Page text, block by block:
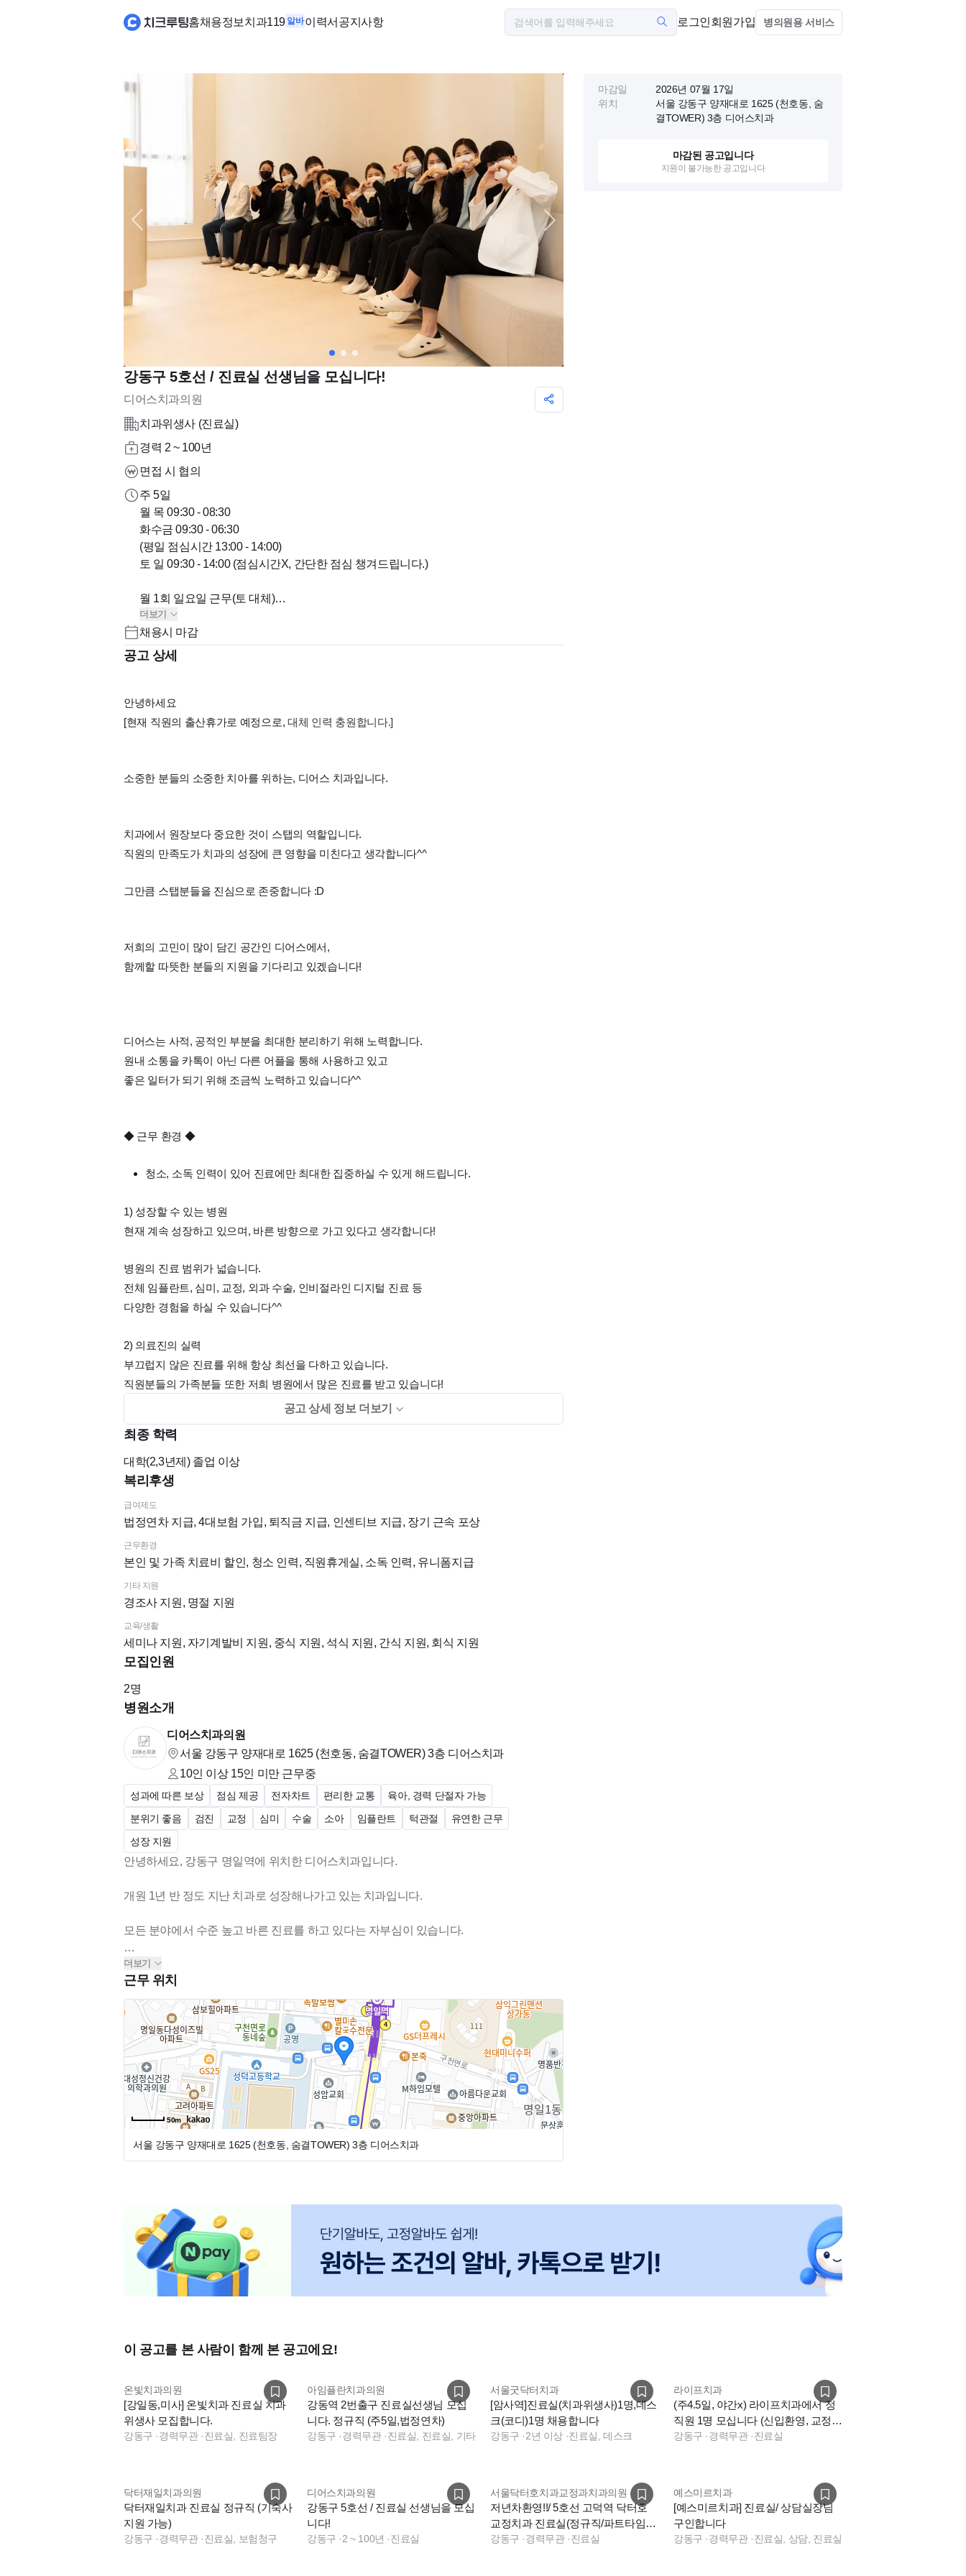
홈채용정보 치과119 알바이력서 공지사항 로그인회원가입 병의원용 서비스
강동구 5호선 / 진료실 선생님을 모십니다!
디어스치과의원
치과위생사 (진료실)
경력 2 ~ 100년
면접 시 협의
주 5일
월 목 09:30 - 08:30
화수금 09:30 - 06:30
(평일 점심시간 13:00 - 14:00)
토 일 09:30 - 14:00 (점심시간X, 간단한 점심 챙겨드립니다.)
월 1회 일요일 근무(토 대체)
월 1회 오전 off, 오후 off 1회 각각 1개씩 추가 제공
더보기
채용시 마감
공고 상세
안녕하세요
[현재 직원의 출산휴가로 예정으로, 대체 인력 충원합니다.]
소중한 분들의 소중한 치아를 위하는, 디어스 치과입니다.
치과에서 원장보다 중요한 것이 스탭의 역할입니다.
직원의 만족도가 치과의 성장에 큰 영향을 미친다고 생각합니다^^
그만큼 스탭분들을 진심으로 존중합니다 :D
저희의 고민이 많이 담긴 공간인 디어스에서,
함께할 따뜻한 분들의 지원을 기다리고 있겠습니다!
디어스는 사적, 공적인 부분을 최대한 분리하기 위해 노력합니다.
원내 소통을 카톡이 아닌 다른 어플을 통해 사용하고 있고
좋은 일터가 되기 위해 조금씩 노력하고 있습니다^^
◆ 근무 환경 ◆
청소, 소독 인력이 있어 진료에만 최대한 집중하실 수 있게 해드립니다.
1) 성장할 수 있는 병원
현재 계속 성장하고 있으며, 바른 방향으로 가고 있다고 생각합니다!
병원의 진료 범위가 넓습니다.
전체 임플란트, 심미, 교정, 외과 수술, 인비절라인 디지털 진료 등
다양한 경험을 하실 수 있습니다^^
2) 의료진의 실력
부끄럽지 않은 진료를 위해 항상 최선을 다하고 있습니다.
직원분들의 가족분들 또한 저희 병원에서 많은 진료를 받고 있습니다!
3) 모던하고 고급스러운 인테리어
치과의 인테리어에 많은 공을 들였습니다.
인테리어가 중요한 건 아니지만,
디어스는 덴트웹을 사용하고 있습니다.
또한 케이스에 따라 구강 스캐너, 알지네이트, 러버 imp를 이용합니다.
디지털, 아날로그 모두 경험하실 수 있습니다.
5) 근무조건
주 1회 야간, 월 1회 일요일 진료. (월 1회 토요일 대신 일요일)
주차, 연차 조정하여 자유롭게 사용하실 수 있도록 최대한 배려해드립니다.
오전 반차, 오후 반차 사용 가능합니다.
또한 복지 차원에서
추가로 월 1회씩 격주로 오전 오프, 오후 오프 제공하고 있습니다^^
근무 조건은 협의 가능합니다.
*청소인력 & 소독인력
*원내기공실
*쾌적한 스탭실/탈의실 (소독실과 분리)
*체어마다 보조스툴
디어스와 함께하실 따뜻한 분들 환영합니다!
<<<지원 접수 시 이력서, 자기소개서와 함께 희망 급여를 기재해주세요>>>
공고 상세 정보 더보기
최종 학력
대학(2,3년제)졸업 이상
복리후생
급여제도
법정연차 지급, 4대보험 가입, 퇴직금 지급, 인센티브 지급, 장기 근속 포상
근무환경
본인 및 가족 치료비 할인, 청소 인력, 직원휴게실, 소독 인력, 유니폼지급
기타 지원
경조사 지원, 명절 지원
교육/생활
세미나 지원, 자기계발비 지원, 중식 지원, 석식 지원, 간식 지원, 회식 지원
모집인원
2명
병원소개
디어스치과의원
서울 강동구 양재대로 1625 (천호동, 숨결TOWER) 3층 디어스치과
10인 이상 15인 미만근무중
성과에 따른 보상 점심 제공 전자차트 편리한 교통
육아, 경력 단절자 가능
분위기 좋음
검진 교정 심미 수술 소아 임플란트 턱관절
유연한 근무
성장 지원
안녕하세요, 강동구 명일역에 위치한 디어스치과입니다.
개원 1년 반 정도 지난 치과로 성장해나가고 있는 치과입니다.
모든 분야에서 수준 높고 바른 진료를 하고 있다는 자부심이 있습니다.
디어스와 함께할 따뜻한 선생님을 모십니다!
더보기
근무 위치
50m
서울 강동구 양재대로 1625 (천호동, 숨결TOWER) 3층 디어스치과
마감일
2026년 07월 17일
위치
서울 강동구 양재대로 1625 (천호동, 숨
결TOWER) 3층 디어스치과
마감된 공고입니다
지원이 불가능한 공고입니다
이 공고를 본 사람이 함께 본 공고에요!
온빛치과의원
[강일동,미사] 온빛치과 진료실 치과
위생사 모집합니다.
강동구 ·경력무관·진료실, 진료팀장
아임플란치과의원
강동역 2번출구 진료실선생님 모십
니다. 정규직 (주5일,법정연차)
강동구 ·경력무관·진료실, 진료실, 기타
서울굿닥터치과
[암사역]진료실(치과위생사)1명,데스
크(코디)1명 채용합니다
강동구 ·2년 이상 ·진료실, 데스크
라이프치과
(주4.5일, 야간x) 라이프치과에서 정
직원 1명 모십니다 (신입환영, 교정어
시경력우대)
강동구 ·경력무관·진료실
닥터재일치과의원
닥터재일치과 진료실 정규직 (기숙사
지원 가능)
강동구 ·경력무관·진료실, 보험청구
디어스치과의원
강동구 5호선 / 진료실 선생님을 모십
니다!
강동구 ·2 ~ 100년 ·진료실
서울닥터호치과교정과치과의원
저년차환영!!/ 5호선 고덕역 닥터호
교정치과 진료실(정규직/파트타임)
모십니다
강동구 ·경력무관·진료실
예스미르치과
[예스미르치과] 진료실/ 상담실장님
구인합니다
강동구 ·경력무관·진료실, 상담, 진료실